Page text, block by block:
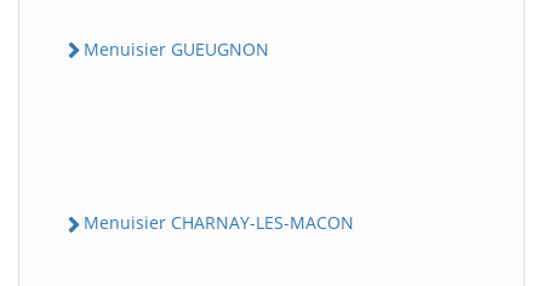
Menuisier GUEUGNON
Menuisier CHARNAY-LES-MACON